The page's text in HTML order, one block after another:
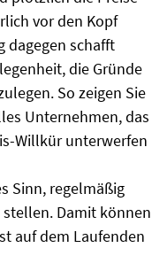
vor den Kopf
dagegen schafft
die Gründe
So zeigen Sie
Unternehmen, das
Willkür unterwerfen
Sinn, regelmäßig
Damit können
auf dem Laufenden